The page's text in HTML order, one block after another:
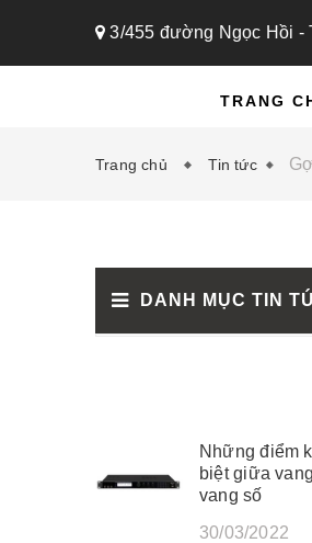
3/455 đường Ngọc Hồi -
TRANG
Trang chủ Tin tức
DANH MỤC TIN
Những điểm
biệt giữa
vang số
30/03/2022